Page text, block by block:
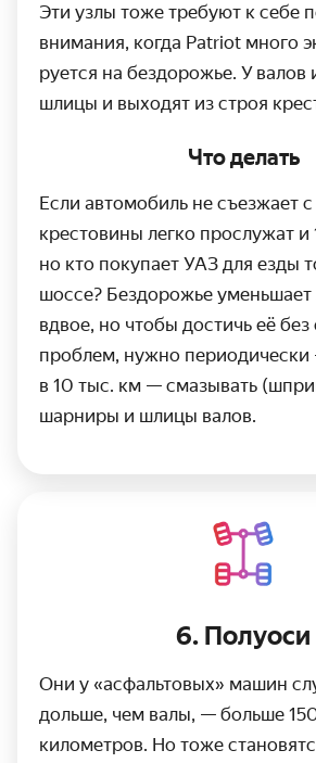
Эти узлы тоже требуют к себе
внимания, когда Patriot много
руется на бездорожье. У валов
шлицы и выходят из строя
Что делать
Если автомобиль не съезжает с
крестовины легко прослужат и
но кто покупает УАЗ для езды
шоссе? Без­дорожье уменьшает
вдвое, но чтобы достичь её без
проблем, нужно периоди­чески
в 10 тыс. км — смазывать
шарниры и шлицы валов.
6. Полуоси
Они у «асфальтовых» машин
дольше, чем валы, — больше
километров. Но тоже